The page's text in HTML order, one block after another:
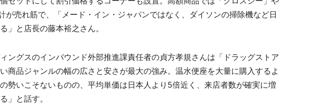
が売れ筋で、「メード・イン・ジャパンではなく、ダイソンの掃除機など日
」と店長の藤本裕之さん。
ングスのインバウンド外部推進課責任者の貞方孝規さんは「ドラッグストア
商品ジャンルの幅の広さと安さが最大の強み。温水便座を大量に購入するよ
勢いこそないものの、平均単価は日本人より5倍近く、来店者数が確実に増
」と話す。